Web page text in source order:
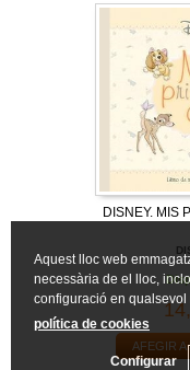
DISNEY. MIS
AFEGIR A
Aquest lloc web
necessària de el lloc,
configuració en
política de cookies
Configurar